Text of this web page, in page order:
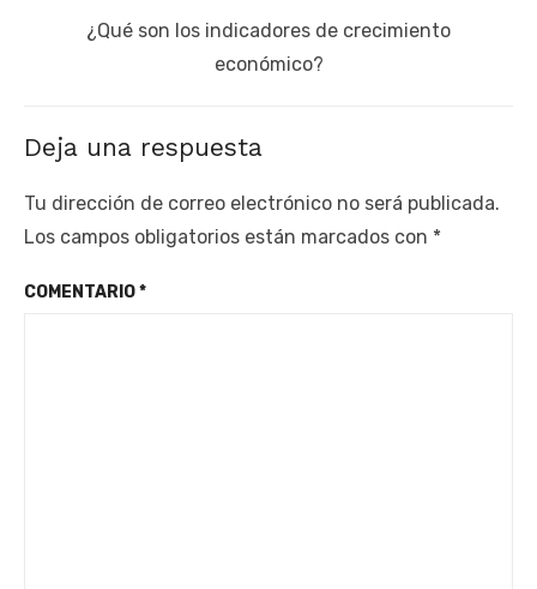
¿Qué son los indicadores de crecimiento
económico?
Deja una respuesta
Tu dirección de correo electrónico no será publicada.
Los campos obligatorios están marcados con *
COMENTARIO*